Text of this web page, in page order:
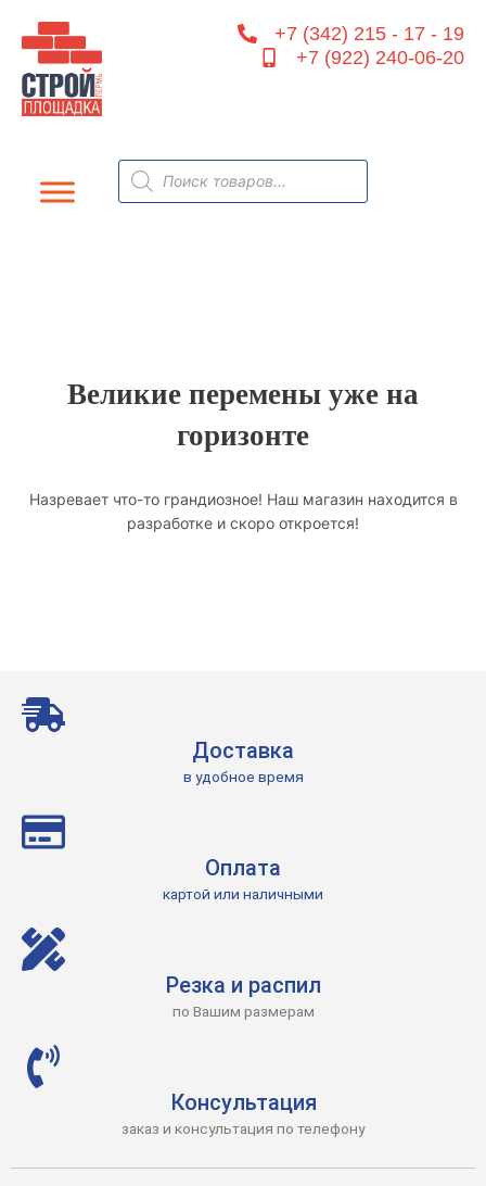
содержимому
+7 (342) 215 - 17 - 19
+7 (922) 240-06-20
Поиск
товаров
Великие перемены уже на
горизонте
Назревает что-то грандиозное! Наш магазин находится в
разработке и скоро откроется!
Доставка
в удобное время
Оплата
картой или наличными
Резка и распил
по Вашим размерам
Консультация
заказ и консультация по телефону